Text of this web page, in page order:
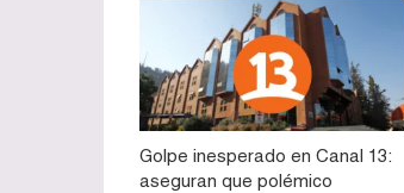
Golpe inesperado en Canal 13:
aseguran que polémico